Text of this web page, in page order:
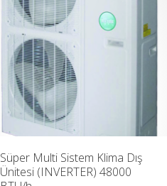
Süper Multi Sistem Klima Dış
Ünitesi (INVERTER) 48000